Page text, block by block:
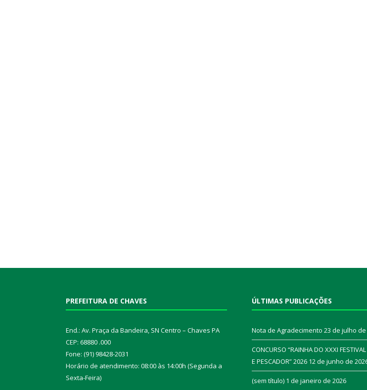
PREFEITURA DE CHAVES
End.: Av. Praça da Bandeira, SN Centro – Chaves PA
CEP: 68880 .000
Fone: (91) 98428-2031
Horário de atendimento: 08:00 às 14:00h (Segunda a
Sexta-Feira)
ÚLTIMAS PUBLICAÇÕES
Nota de Agradecimento 23 de julho de
CONCURSO “RAINHA DO XXXI
E PESCADOR” 2026 12 de junho de
(sem título) 1 de janeiro de 2026